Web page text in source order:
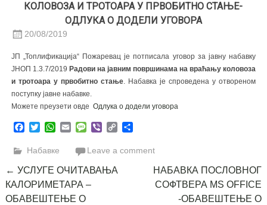
КОЛОВОЗА И ТРОТОАРА У ПРВОБИТНО СТАЊЕ-
ОДЛУКА О ДОДЕЛИ УГОВОРА
20/08/2019
ЈП „Топлификација“ Пожаревац је потписала уговор за јавну набавку
ЈНОП 1.3.7/2019 Радови на јавним површинама на враћању коловоза
и тротоара у првобитно стање. Набавка је спроведена у отвореном
поступку јавне набавке.
Можете преузети овде Одлука о додели уговора
Facebook
TwitterWhatsApp
EmailMessage
ViberCopy
Набавке Leave a comment
Post
navigation
← УСЛУГЕ ОЧИТАВАЊА
КАЛОРИМЕТАРА –
ОБАВЕШТЕЊЕ О
НАБАВКА ПОСЛОВНОГ
СОФТВЕРА MS OFFICE
-ОБАВЕШТЕЊЕ О